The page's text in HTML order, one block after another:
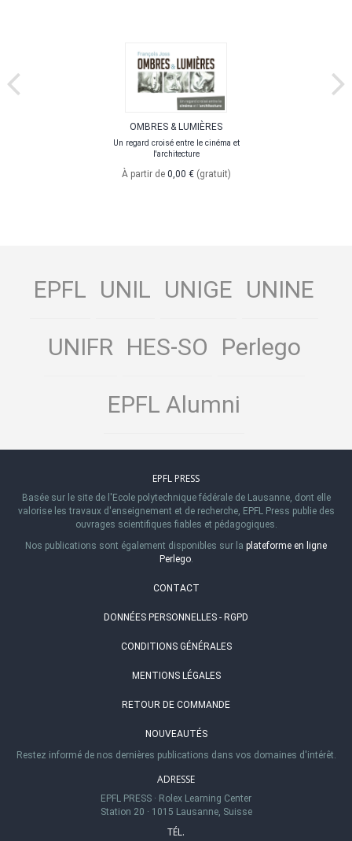
OMBRES & LUMIÈRES
Un regard croisé entre le cinéma et
l'architecture
À partir de 0,00 € (gratuit)
EPFL UNIL UNIGE UNINE
UNIFR HES-SO Perlego
EPFL Alumni
EPFL PRESS
Basée sur le site de l'Ecole polytechnique fédérale de Lausanne, dont elle
valorise les travaux d'enseignement et de recherche, EPFL Press publie des
ouvrages scientifiques fiables et pédagogiques.
Nos publications sont également disponibles sur la plateforme en ligne
Perlego.
CONTACT
DONNÉES PERSONNELLES - RGPD
CONDITIONS GÉNÉRALES
MENTIONS LÉGALES
RETOUR DE COMMANDE
NOUVEAUTÉS
Restez informé de nos dernières publications dans vos domaines d'intérêt.
ADRESSE
EPFL PRESS · Rolex Learning Center
Station 20 · 1015 Lausanne, Suisse
TÉL.